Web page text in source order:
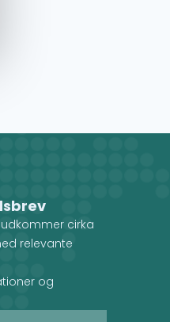
udkommer cirka
relevante
og